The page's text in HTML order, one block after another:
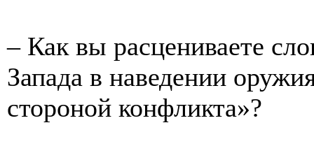
– Как вы расцениваете
Запада в наведении
стороной конфликта»?